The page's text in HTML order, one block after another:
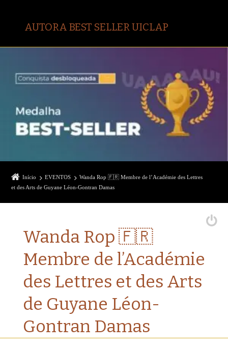
AUTORA BEST SELLER UICLAP
Início EVENTOS
Wanda Rop 🇫🇷 Membre de l’Académie des Lettres
et des Arts de Guyane Léon-Gontran Damas
Wanda Rop 🇫🇷
Membre de l’Académie
des Lettres et des Arts
de Guyane Léon-
Gontran Damas